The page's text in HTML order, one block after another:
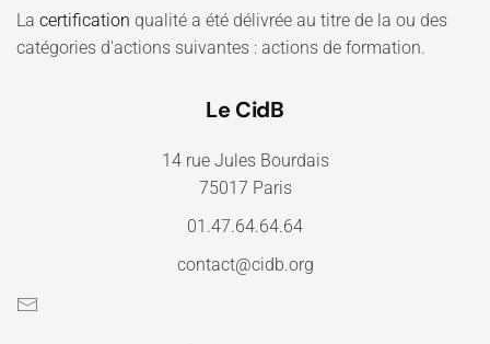
La certification qualité a été délivrée au titre de la ou des
catégories d'actions suivantes : actions de formation.
Le CidB
14 rue Jules Bourdais
75017 Paris
01.47.64.64.64
contact@cidb.org